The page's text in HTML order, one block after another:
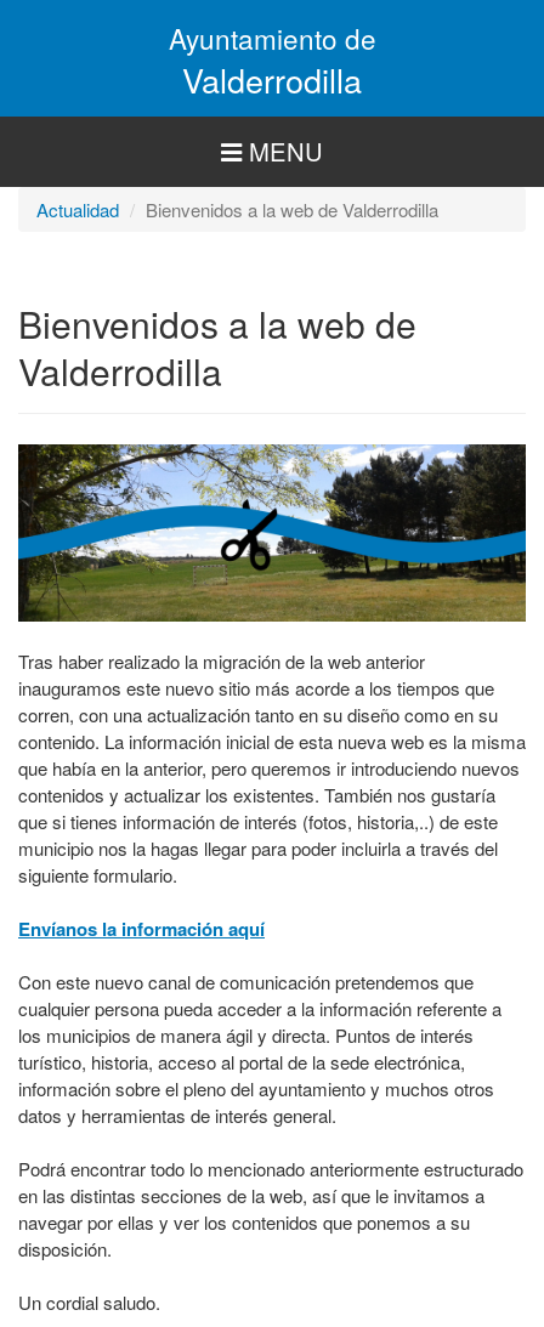
Ayuntamiento de
Valderrodilla
MENU
Actualidad Bienvenidos a la web de Valderrodilla
Bienvenidos a la web de
Valderrodilla
Tras haber realizado la migración de la web anterior
inauguramos este nuevo sitio más acorde a los tiempos que
corren, con una actualización tanto en su diseño como en su
contenido. La información inicial de esta nueva web es la misma
que había en la anterior, pero queremos ir introduciendo nuevos
contenidos y actualizar los existentes. También nos gustaría
que si tienes información de interés (fotos, historia,..) de este
municipio nos la hagas llegar para poder incluirla a través del
siguiente formulario.
Envíanos la información aquí
Con este nuevo canal de comunicación pretendemos que
cualquier persona pueda acceder a la información referente a
los municipios de manera ágil y directa. Puntos de interés
turístico, historia, acceso al portal de la sede electrónica,
información sobre el pleno del ayuntamiento y muchos otros
datos y herramientas de interés general.
Podrá encontrar todo lo mencionado anteriormente estructurado
en las distintas secciones de la web, así que le invitamos a
navegar por ellas y ver los contenidos que ponemos a su
disposición.
Un cordial saludo.